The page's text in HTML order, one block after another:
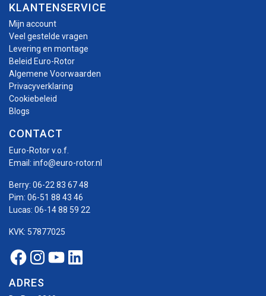
KLANTENSERVICE
Mijn account
Veel gestelde vragen
Levering en montage
Beleid Euro-Rotor
Algemene Voorwaarden
Privacyverklaring
Cookiebeleid
Blogs
CONTACT
Euro-Rotor v.o.f.
Email: info@euro-rotor.nl
Berry: 06-22 83 67 48
Pim: 06-51 88 43 46
Lucas: 06-14 88 59 22
KVK: 57877025
Facebook Euro-rotor
Instagram Euro-rotor
Youtube Euro-rotor
Linkedin Euro-rotor
ADRES